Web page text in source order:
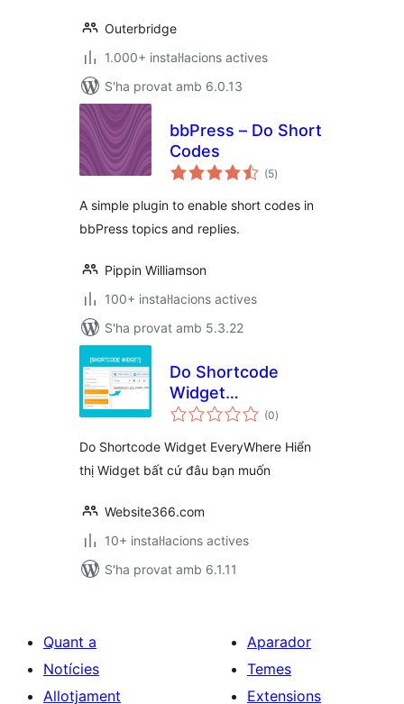
Outerbridge
1.000+ instal·lacions actives
S'ha provat amb 6.0.13
bbPress – Do Short
Codes
(5puntuacions
totals
)
A simple plugin to enable short codes in
bbPress topics and replies.
Pippin Williamson
100+ instal·lacions actives
S'ha provat amb 5.3.22
Do Shortcode
Widget
EveryWhere –
(0puntuacions
totals
)
Do Shortcode Widget EveryWhere Hiển
thị Widget bất cứ đâu bạn muốn
Website366.com
10+ instal·lacions actives
S'ha provat amb 6.1.11
Quant a
Notícies
Allotjament
Aparador
Temes
Extensions